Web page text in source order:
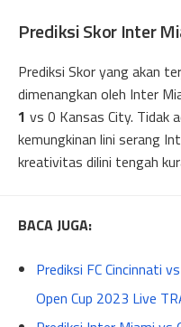
Prediksi Skor Inter
Prediksi Skor yang akan
dimenangkan oleh Inter
1 vs 0 Kansas City. Tidak
kemungkinan lini serang
kreativitas dilini tengah
BACA JUGA:
Prediksi FC Cincinnati
Open Cup 2023 Live